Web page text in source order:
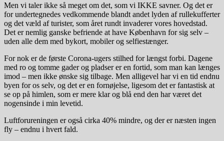
Men vi taler ikke så meget om det, som vi IKKE savner. Og det er
for undertegnedes vedkommende blandt andet lyden af rullekufferter
og det væld af turister, som året rundt invaderer vores hovedstad.
Det er nemlig ganske befriende at have København for sig selv –
uden alle dem med bykort, mobiler og selfiestænger.
For nok er de første Corona-ugers stilhed for længst forbi. Dagene
med ro og tomme gader og pladser er en fortid, som man kan længes
imod – men ikke ønske sig tilbage. Men alligevel har vi en tid endnu
byen for os selv, og det er en fornøjelse, ligesom det er fantastisk at
se op på himlen, som er mere klar og blå end den har været det
nogensinde i min levetid.
Luftforureningen er også cirka 40% mindre, og der er næsten ingen
fly – endnu i hvert fald.